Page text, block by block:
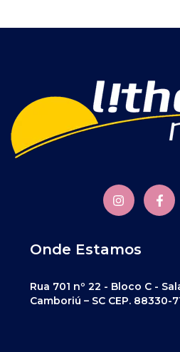
Onde Estamos
Rua 701 nº 22 - Bloco C -
Camboriú – SC CEP. 88330-